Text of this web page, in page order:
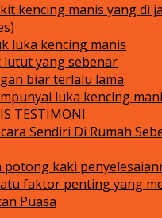
kencing manis yang di
luka kencing manis
lutut yang sebenar
biar terlalu lama
luka kencing
TESTIMONI
Sendiri Di Rumah
kaki
faktor penting yang
Puasa